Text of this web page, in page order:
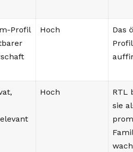
Profil
Hoch
Das
Hoch
RTL
sie